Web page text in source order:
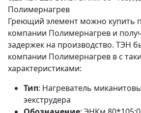
Греющий элемент можно купить
компании Полимернагрев и
задержек на производство. ТЭН
компании Полимернагрев в с
характеристиками:
Тип: Нагреватель
эекструдера